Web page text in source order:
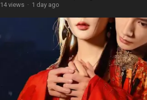
14 views · 1 day ago